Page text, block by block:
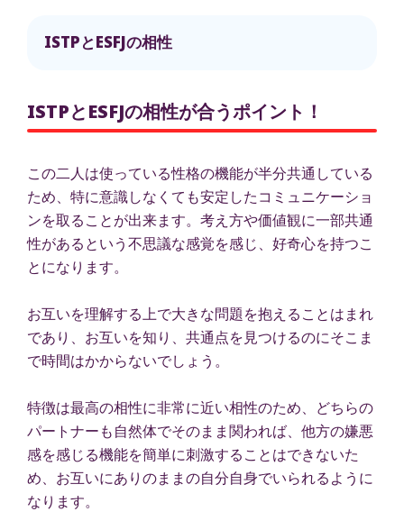
ISTPとESFJの相性
ISTPとESFJの相性が合うポイント！
この二人は使っている性格の機能が半分共通している
ため、特に意識しなくても安定したコミュニケーショ
ンを取ることが出来ます。考え方や価値観に一部共通
性があるという不思議な感覚を感じ、好奇心を持つこ
とになります。
お互いを理解する上で大きな問題を抱えることはまれ
であり、お互いを知り、共通点を見つけるのにそこま
で時間はかからないでしょう。
特徴は最高の相性に非常に近い相性のため、どちらの
パートナーも自然体でそのまま関われば、他方の嫌悪
感を感じる機能を簡単に刺激することはできないた
め、お互いにありのままの自分自身でいられるように
なります。